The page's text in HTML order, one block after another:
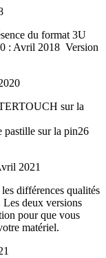
du format 3U
: Avril 2018 Version
sur la
pastille sur la pin26
2021
différences qualités
deux versions
pour que vous
matériel.